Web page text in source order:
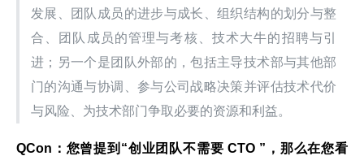
发展、团队成员的进步与成长、组织结构的划分与整
合、团队成员的管理与考核、技术大牛的招聘与引
进；另一个是团队外部的，包括主导技术部与其他部
门的沟通与协调、参与公司战略决策并评估技术代价
与风险、为技术部门争取必要的资源和利益。
QCon：您曾提到“创业团队不需要 CTO ”，那么在您看